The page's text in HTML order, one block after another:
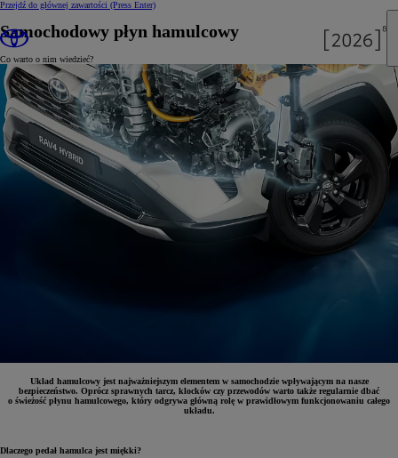
Przejdź do głównej zawartości (Press Enter)
Samochodowy płyn hamulcowy
Co warto o nim wiedzieć?
Układ hamulcowy jest najważniejszym elementem w samochodzie wpływającym na nasze
bezpieczeństwo. Oprócz sprawnych tarcz, klocków czy przewodów warto także regularnie dbać
o świeżość płynu hamulcowego, który odgrywa główną rolę w prawidłowym funkcjonowaniu całego
układu.
Dlaczego pedał hamulca jest miękki?